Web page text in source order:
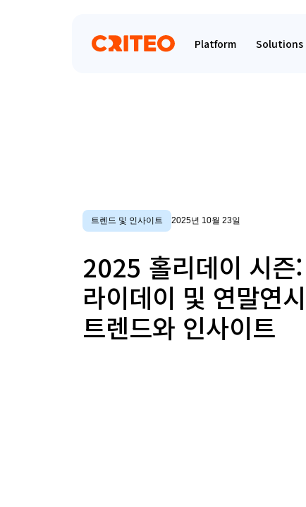
Platform Solutions
트렌드 및 인사이트 2025년 10월 23일
2025 홀리데이 시즌
라이데이 및 연말연
트렌드와 인사이트